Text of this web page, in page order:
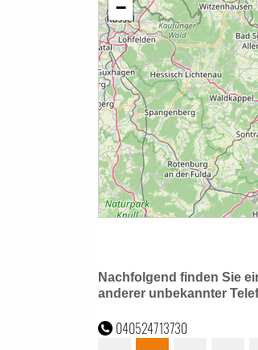
Nachfolgend finden Sie
anderer unbekannter